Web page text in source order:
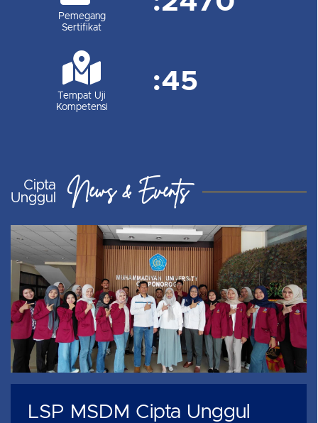
Pemegang
Sertifikat
Tempat Uji
Kompetensi
:45
Cipta
Unggul
News & Events
LSP MSDM Cipta Unggul